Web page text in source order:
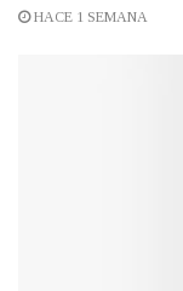
HACE 1 SEMANA